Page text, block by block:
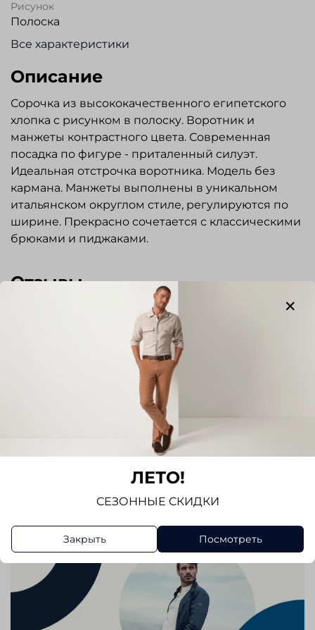
Рисунок
Полоска
Все характеристики
Описание
Сорочка из высококачественного египетского
хлопка с рисунком в полоску. Воротник и
манжеты контрастного цвета. Современная
посадка по фигуре - приталенный силуэт.
Идеальная отстрочка воротника. Модель без
кармана. Манжеты выполнены в уникальном
итальянском округлом стиле, регулируются по
ширине. Прекрасно сочетается с классическими
брюками и пиджаками.
Отзывы
Отзывов еще никто не оставлял
ЛЕТО!
СЕЗОННЫЕ СКИДКИ
Закрыть Посмотреть